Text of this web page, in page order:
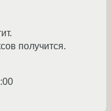
получится.